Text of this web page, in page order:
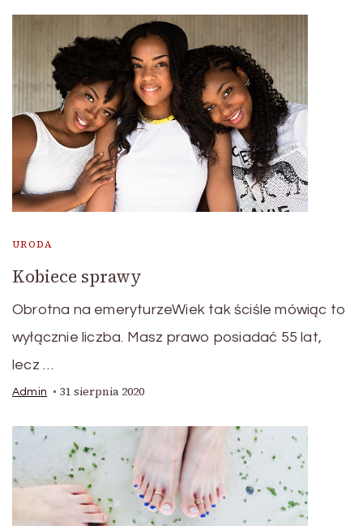
URODA
Kobiece sprawy
Obrotna na emeryturzeWiek tak ściśle mówiąc to
wyłącznie liczba. Masz prawo posiadać 55 lat,
lecz …
Admin 31 sierpnia 2020